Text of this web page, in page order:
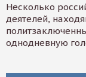
Несколько
деятелей,
однодневную